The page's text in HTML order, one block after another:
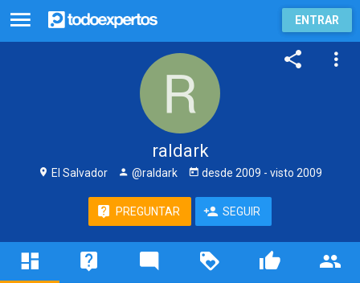
ENTRAR
raldark
El Salvador @raldark desde 2009 - visto 2009
PREGUNTAR SEGUIR